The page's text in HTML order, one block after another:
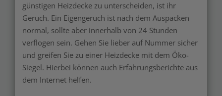
günstigen Heizdecke zu unterscheiden, ist ihr
Geruch. Ein Eigengeruch ist nach dem Auspacken
normal, sollte aber innerhalb von 24 Stunden
verflogen sein. Gehen Sie lieber auf Nummer sicher
und greifen Sie zu einer Heizdecke mit dem Öko-
Siegel. Hierbei können auch Erfahrungsberichte aus
dem Internet helfen.